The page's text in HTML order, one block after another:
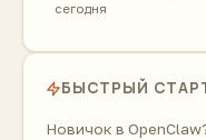
сегодня
БЫСТРЫЙ
Новичок в